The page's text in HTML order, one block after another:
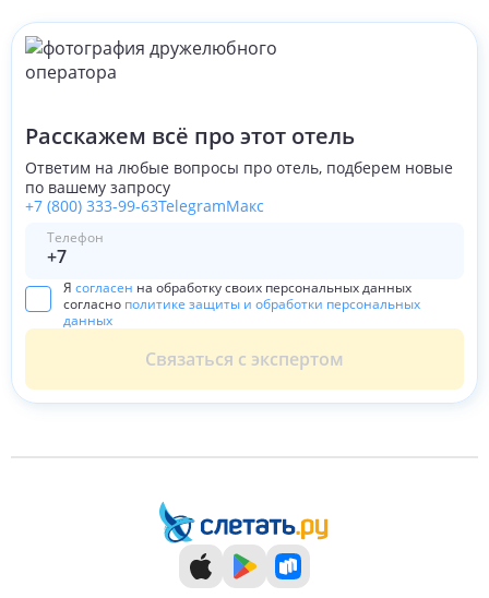
Расскажем всё про этот отель
Ответим на любые вопросы про отель, подберем новые
по вашему запросу
+7 (800) 333-99-63TelegramМакс
Телефон
Я согласен на обработку своих персональных данных
согласно политике защиты и обработки персональных
данных
Связаться с экспертом